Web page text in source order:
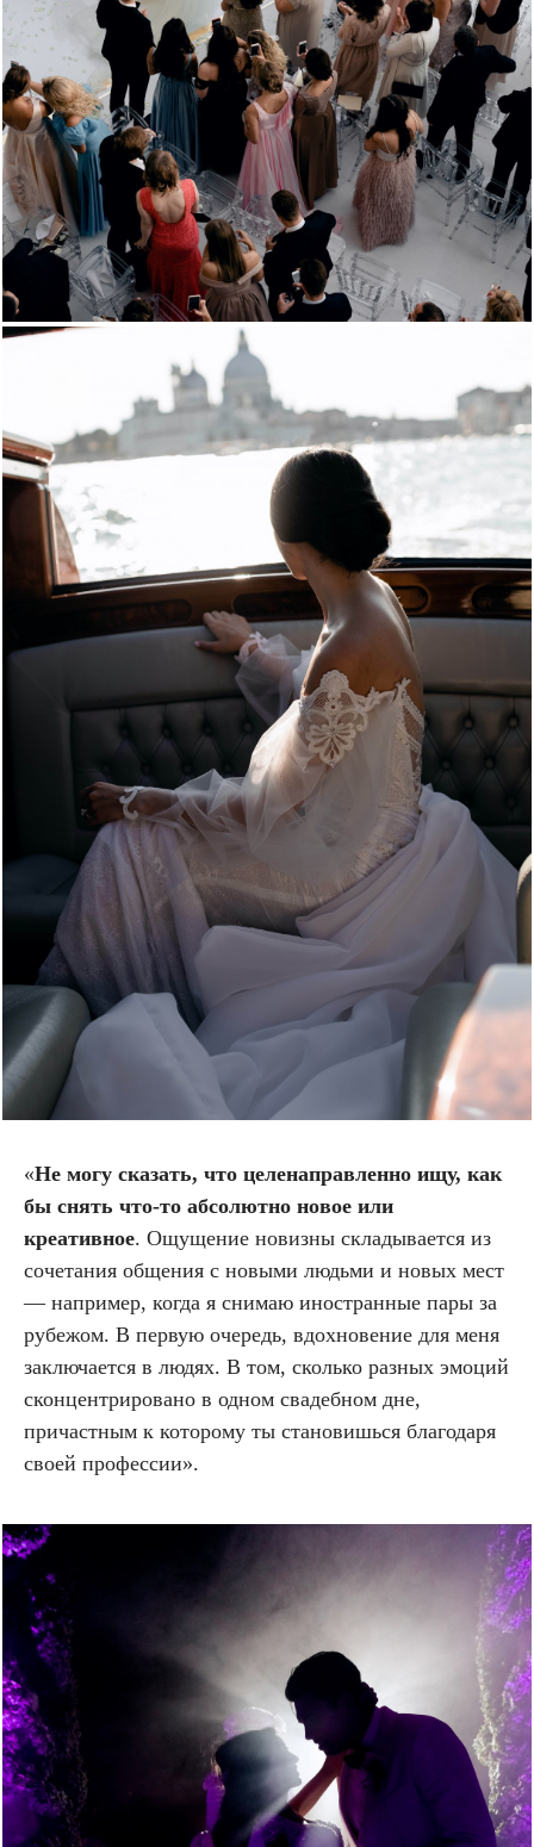
«Не могу сказать, что целенаправленно ищу, как
бы снять что-то абсолютно новое или
креативное. Ощущение новизны складывается из
сочетания общения с новыми людьми и новых мест
— например, когда я снимаю иностранные пары за
рубежом. В первую очередь, вдохновение для меня
заключается в людях. В том, сколько разных эмоций
сконцентрировано в одном свадебном дне,
причастным к которому ты становишься благодаря
своей профессии».